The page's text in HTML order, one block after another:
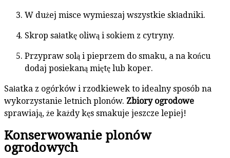
W dużej misce wymieszaj wszystkie składniki.
Skrop sałatkę oliwą i sokiem z cytryny.
Przypraw solą i pieprzem do smaku, a na końcu
dodaj posiekaną miętę lub koper.
Sałatka z ogórków i rzodkiewek to idealny sposób na
wykorzystanie letnich plonów. Zbiory ogrodowe
sprawiają, że każdy kęs smakuje jeszcze lepiej!
Konserwowanie plonów
ogrodowych